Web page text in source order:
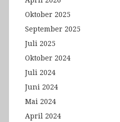
Oktober 2025
September 2025
Juli 2025
Oktober 2024
Juli 2024
Juni 2024
Mai 2024
April 2024